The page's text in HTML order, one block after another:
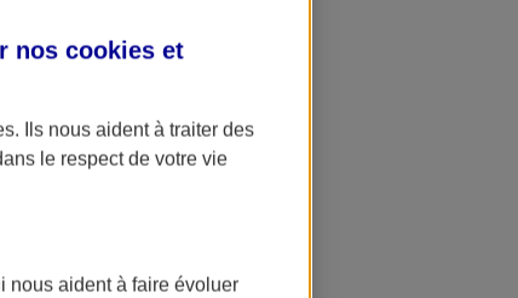
nos cookies et
. Ils nous aident à traiter des
le respect de votre vie
nous aident à faire évoluer